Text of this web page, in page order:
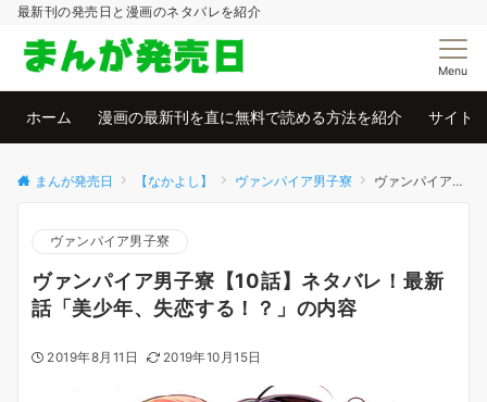
最新刊の発売日と漫画のネタバレを紹介
Menu
ホーム 漫画の最新刊を直に無料で読める方法を紹介 サイト
まんが発売日 【なかよし】 ヴァンパイア男子寮 ヴァンパイア男子寮【10話】ネタバレ！最新話「美少年、失恋する！？」の内容
ヴァンパイア男子寮
ヴァンパイア男子寮【10話】ネタバレ！最新
話「美少年、失恋する！？」の内容
2019年8月11日 2019年10月15日